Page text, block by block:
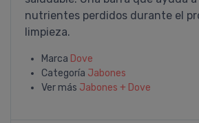
nutrientes perdidos durante el
limpieza.
Marca Dove
Categoría Jabones
Ver más Jabones + Dove